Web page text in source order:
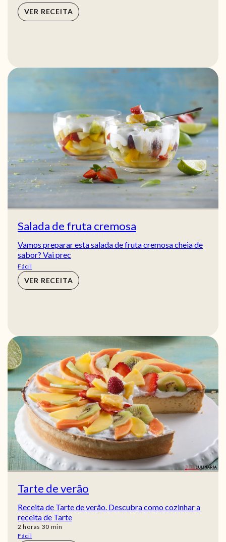
VER RECEITA
Salada de fruta cremosa
Vamos preparar esta salada de fruta cremosa cheia de
sabor? Vai prec
Fácil
VER RECEITA
Tarte de verão
Receita de Tarte de verão. Descubra como cozinhar a
receita de Tarte
2 horas
horas 30 min
min
Fácil